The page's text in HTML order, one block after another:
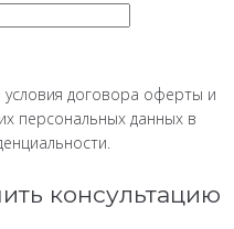
условия договора оферты и
персональных данных в
консультацию